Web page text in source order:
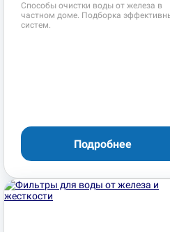
Способы очистки воды от железа в
частном доме. Подборка
систем.
Подробнее